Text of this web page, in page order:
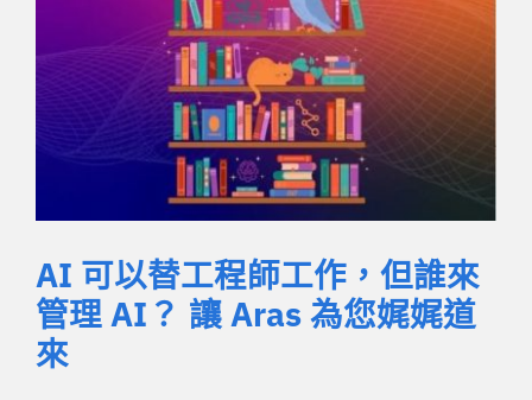
AI 可以替工程師工作，但誰來
管理 AI？ 讓 Aras 為您娓娓道
來